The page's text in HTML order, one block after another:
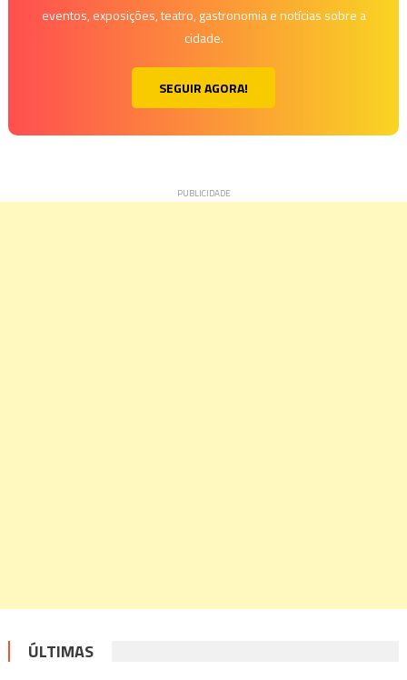
eventos, exposições, teatro, gastronomia e notícias sobre a
cidade.
SEGUIR AGORA!
ÚLTIMAS